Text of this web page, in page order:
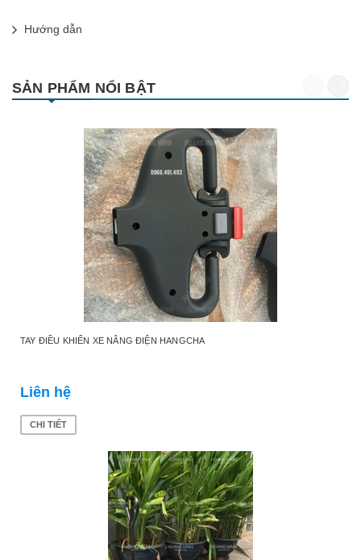
Hướng dẫn
SẢN PHẨM NỔI BẬT
TAY ĐIỀU KHIỂN XE NÂNG ĐIỆN HANGCHA
Liên hệ
CHI TIẾT